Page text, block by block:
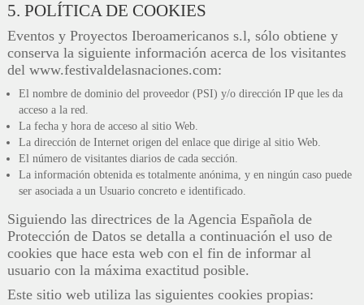
5. POLÍTICA DE COOKIES
Eventos y Proyectos Iberoamericanos s.l, sólo obtiene y
conserva la siguiente información acerca de los visitantes
del www.festivaldelasnaciones.com:
El nombre de dominio del proveedor (PSI) y/o dirección IP que les da
acceso a la red.
La fecha y hora de acceso al sitio Web.
La dirección de Internet origen del enlace que dirige al sitio Web.
El número de visitantes diarios de cada sección.
La información obtenida es totalmente anónima, y en ningún caso puede
ser asociada a un Usuario concreto e identificado.
Siguiendo las directrices de la Agencia Española de
Protección de Datos se detalla a continuación el uso de
cookies que hace esta web con el fin de informar al
usuario con la máxima exactitud posible.
Este sitio web utiliza las siguientes cookies propias: